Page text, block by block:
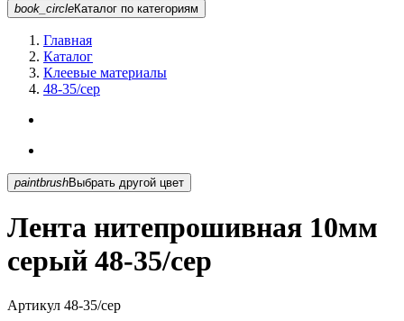
book_circleКаталог по категориям
Главная
Каталог
Клеевые материалы
48-35/сер
paintbrush Выбрать другой цвет
Лента нитепрошивная 10мм
серый 48-35/сер
Артикул 48-35/сер